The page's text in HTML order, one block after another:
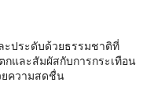
ะประดับด้วยธรรมชาติที่
และสัมผัสกับการกระเทือน
ยความสดชื่น